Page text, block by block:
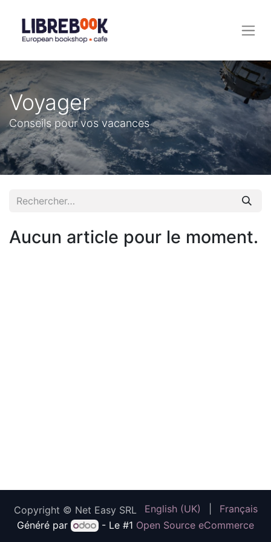
Voyager
Conseils pour vos vacances
Aucun article pour le moment.
Copyright © Net Easy SRL English (UK)
Français
Généré par
- Le #1 Open Source eCommerce